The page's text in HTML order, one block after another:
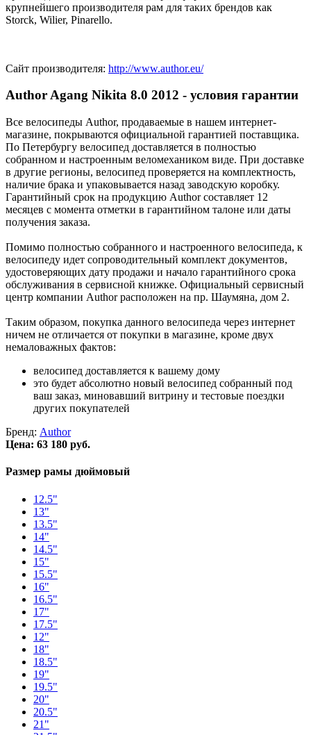
крупнейшего производителя рам для таких брендов как
Storck, Wilier, Pinarello.
Сайт производителя: http://www.author.eu/
Author Agang Nikita 8.0 2012 - условия гарантии
Все велосипеды Author, продаваемые в нашем интернет-
магазине, покрываются официальной гарантией поставщика.
По Петербургу велосипед доставляется в полностью
собранном и настроенным веломехаником виде. При доставке
в другие регионы, велосипед проверяется на комплектность,
наличие брака и упаковывается назад заводскую коробку.
Гарантийный срок на продукцию Author составляет 12
месяцев с момента отметки в гарантийном талоне или даты
получения заказа.
Помимо полностью собранного и настроенного велосипеда, к
велосипеду идет сопроводительный комплект документов,
удостоверяющих дату продажи и начало гарантийного срока
обслуживания в сервисной книжке. Официальный сервисный
центр компании Author расположен на пр. Шаумяна, дом 2.
Таким образом, покупка данного велосипеда через интернет
ничем не отличается от покупки в магазине, кроме двух
немаловажных фактов:
велосипед доставляется к вашему дому
это будет абсолютно новый велосипед собранный под
ваш заказ, миновавший витрину и тестовые поездки
других покупателей
Бренд: Author
Цена: 63 180 руб.
Размер рамы дюймовый
12.5"
13"
13.5"
14"
14.5"
15"
15.5"
16"
16.5"
17"
17.5"
12"
18"
18.5"
19"
19.5"
20"
20.5"
21"